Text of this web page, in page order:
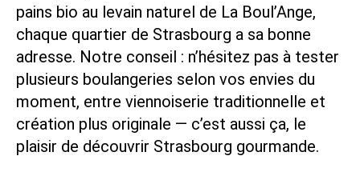
pains bio au levain naturel de La Boul’Ange,
chaque quartier de Strasbourg a sa bonne
adresse. Notre conseil : n’hésitez pas à tester
plusieurs boulangeries selon vos envies du
moment, entre viennoiserie traditionnelle et
création plus originale — c’est aussi ça, le
plaisir de découvrir Strasbourg gourmande.